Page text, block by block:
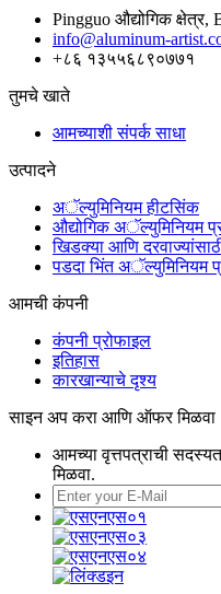
Pingguo औद्योगिक क्षेत्र,
info@aluminum-
+८६ १३५५६८९०७७१
तुमचे खाते
आमच्याशी संपर्क साधा
उत्पादने
अॅल्युमिनियम हीटसिंक
औद्योगिक अॅल्युमिनियम
खिडक्या आणि
पडदा भिंत अॅल्युमिनियम
आमची कंपनी
कंपनी प्रोफाइल
इतिहास
कारखान्याचे दृश्य
साइन अप करा आणि ऑफर मिळवा
आमच्या वृत्तपत्राची
मिळवा.